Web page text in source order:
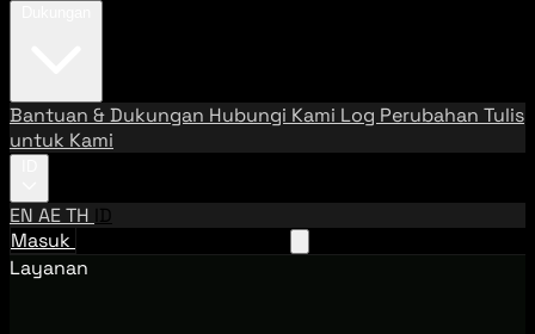
Bantuan & Dukungan Hubungi Kami Log Perubahan Tulis
untuk Kami
EN AETH ID
Masuk
Layanan